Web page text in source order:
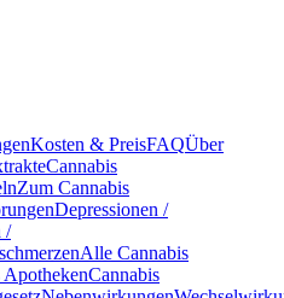
Kosten & PreisFAQÜber
Cannabis
Zum Cannabis
Depressionen /
/
Alle Cannabis
ApothekenCannabis